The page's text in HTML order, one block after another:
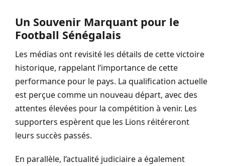
Un Souvenir Marquant pour le
Football Sénégalais
Les médias ont revisité les détails de cette victoire
historique, rappelant l’importance de cette
performance pour le pays. La qualification actuelle
est perçue comme un nouveau départ, avec des
attentes élevées pour la compétition à venir. Les
supporters espèrent que les Lions réitéreront
leurs succès passés.
En parallèle, l’actualité judiciaire a également